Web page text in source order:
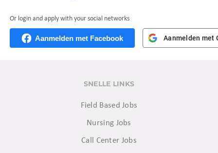
Or login and apply with your social networks
Aanmelden met Facebook Aanmelden met
SNELLE LINKS
Field Based Jobs
Nursing Jobs
Call Center Jobs